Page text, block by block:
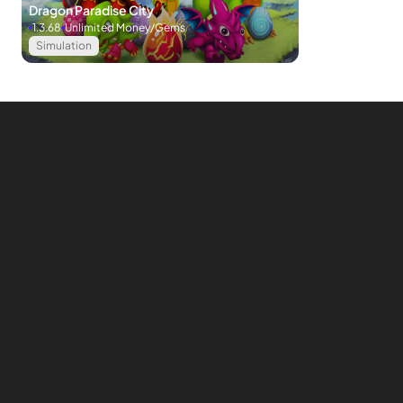
Dragon Paradise City
Simulation
1.3.68 Unlimited Money/Gems